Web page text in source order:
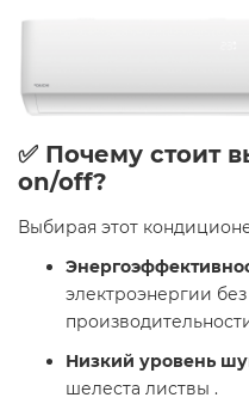
✅ Почему стоит
on/off?
Выбирая этот
электроэнергии
Низкий уровень
шелеста листвы .